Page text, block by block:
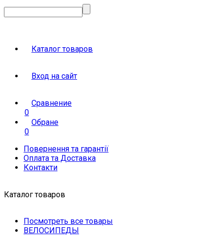
Каталог товаров
Вход на сайт
Сравнение
0
Обране
0
Повернення та гарантії
Оплата та Доставка
Контакти
Каталог товаров
Посмотреть все товары
ВЕЛОСИПЕДЫ